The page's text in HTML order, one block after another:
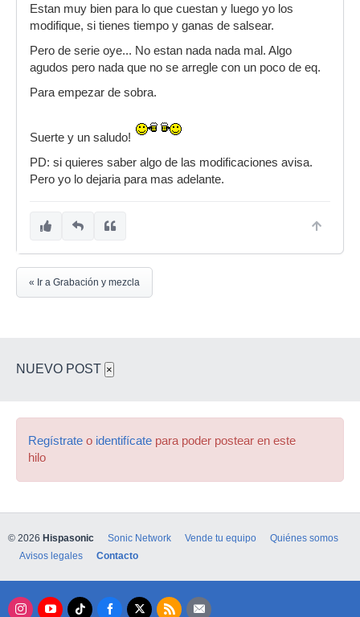
Estan muy bien para lo que cuestan y luego yo los
modifique, si tienes tiempo y ganas de salsear.
Pero de serie oye... No estan nada nada mal. Algo
agudos pero nada que no se arregle con un poco de eq.
Para empezar de sobra.
Suerte y un saludo!
PD: si quieres saber algo de las modificaciones avisa.
Pero yo lo dejaria para mas adelante.
« Ir a Grabación y mezcla
NUEVO POST ×
Regístrate o identifícate para poder postear en este
hilo
© 2026 Hispasonic Sonic Network Vende tu equipo
Quiénes somos
Avisos legales
Contacto